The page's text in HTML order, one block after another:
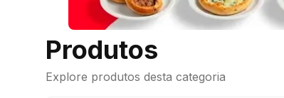
Produtos
Explore produtos desta categoria